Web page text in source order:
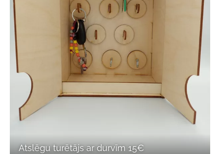
Atslēgu turētājs ar durvīm 15€